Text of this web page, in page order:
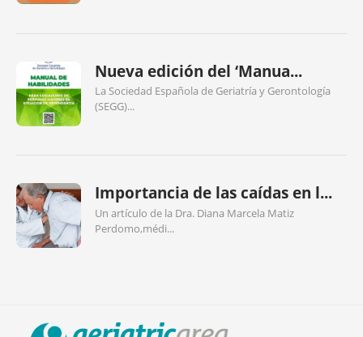
Nueva edición del ‘Manua...
La Sociedad Española de Geriatría y Gerontología
(SEGG)...
Importancia de las caídas en l...
Un artículo de la Dra. Diana Marcela Matiz
Perdomo,médi...